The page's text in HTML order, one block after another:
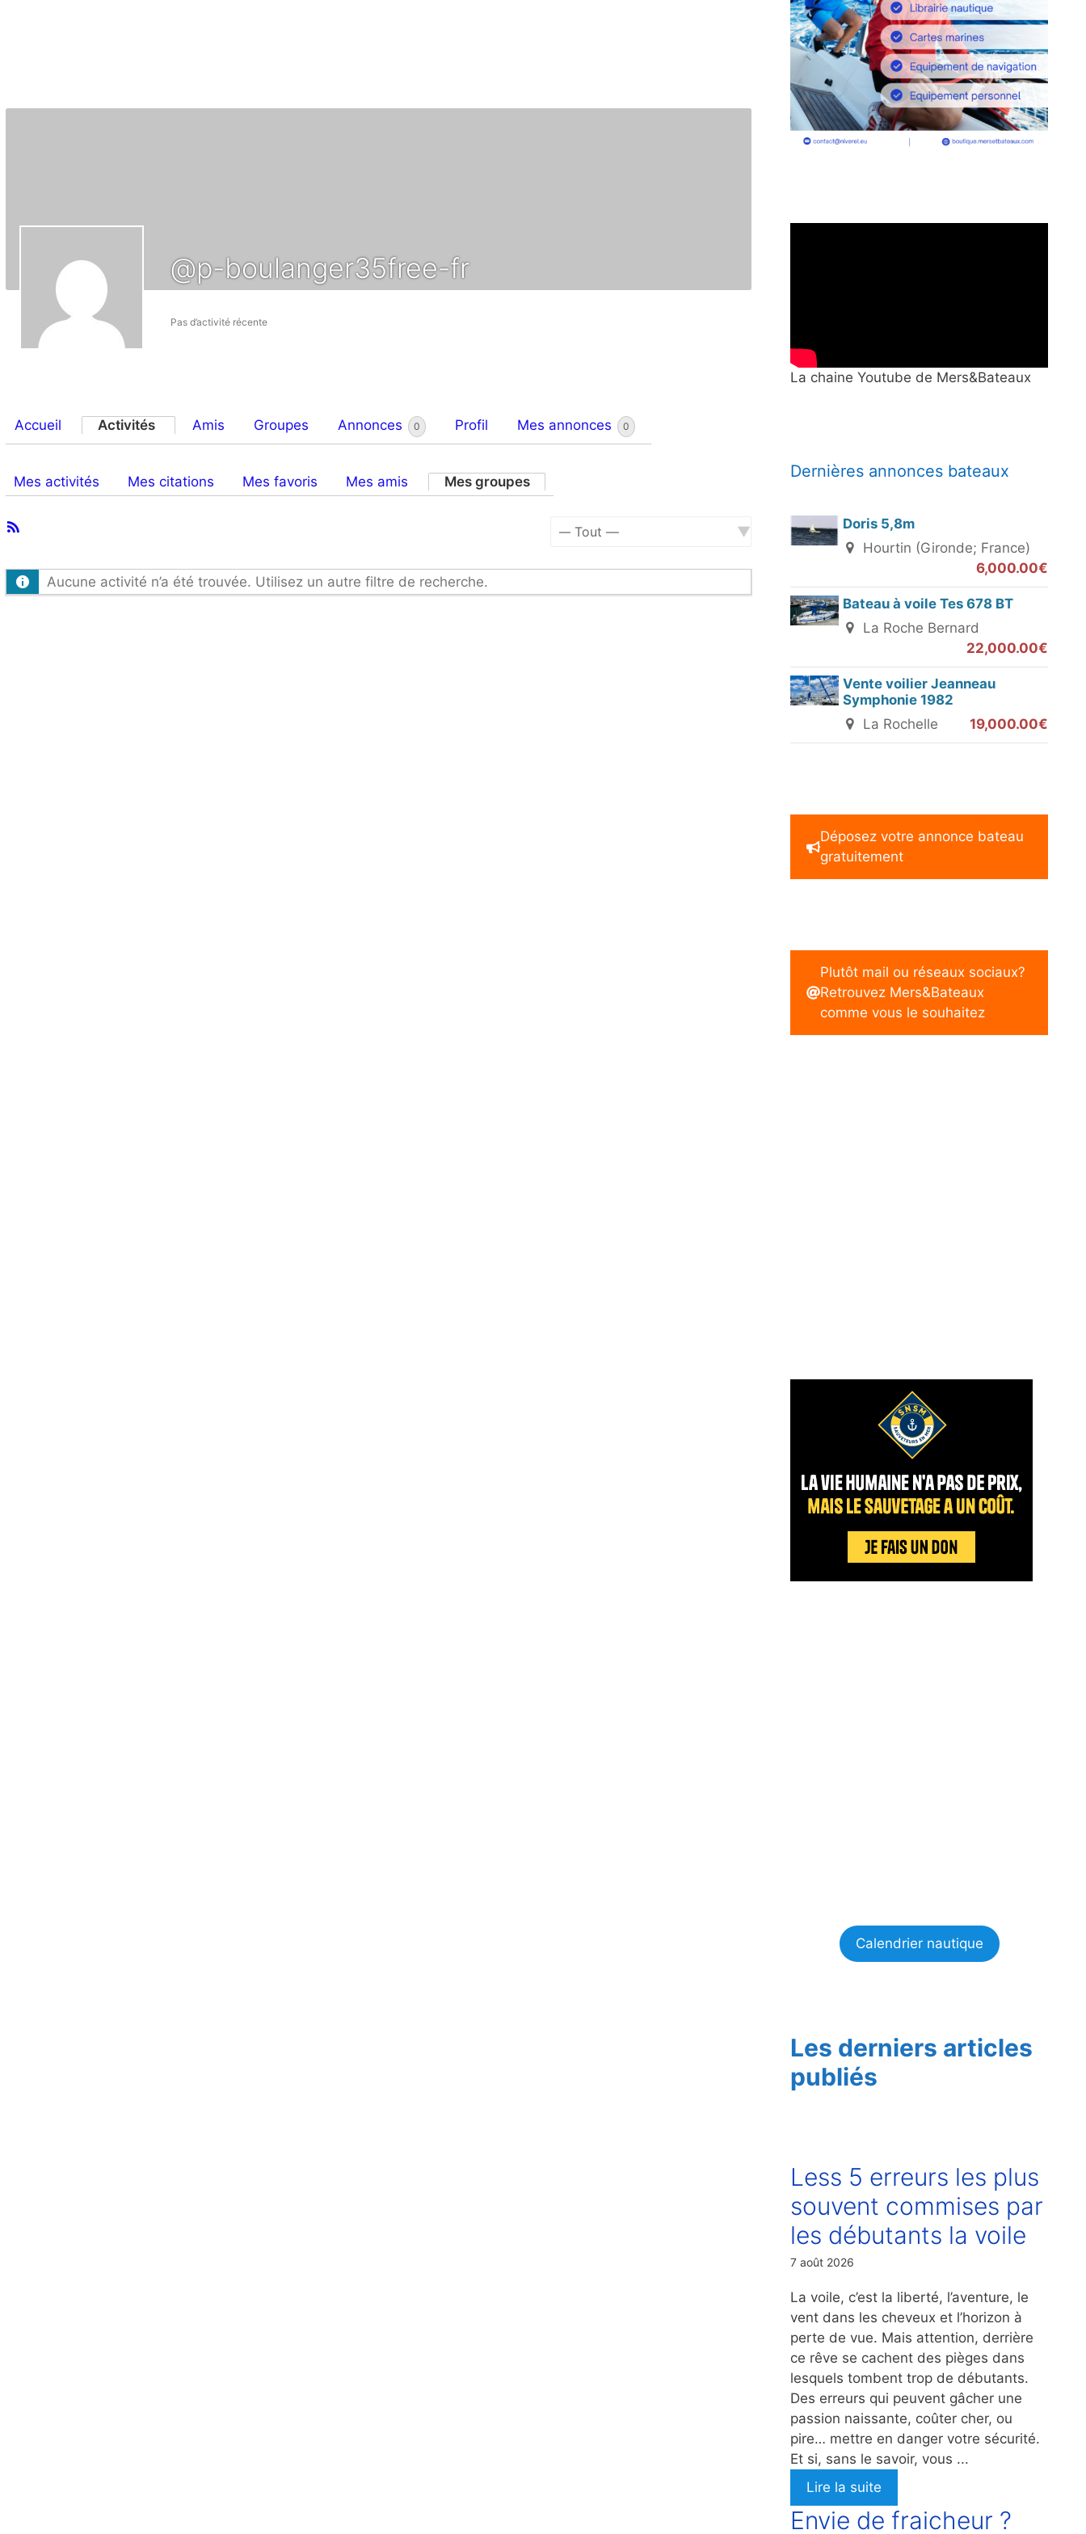
@p-boulanger35free-fr
Pas d’activité récente
Accueil Activités Amis Groupes Annonces 0 Profil Mes annonces 0
Mes activités Mes citations Mes favoris Mes amis Mes groupes
du
par
Aucune activité n’a été trouvée. Utilisez un autre filtre de recherche.
La chaine Youtube de Mers&Bateaux
Dernières annonces bateaux
Doris 5,8m
Hourtin (Gironde; France)
6,000.00€
Bateau à voile Tes 678 BT
La Roche Bernard
22,000.00€
Vente voilier Jeanneau
Symphonie 1982
La Rochelle
19,000.00€
Déposez votre annonce bateau
gratuitement
Plutôt mail ou réseaux sociaux?
Retrouvez Mers&Bateaux
comme vous le souhaitez
Calendrier nautique
Les derniers articles
publiés
Less 5 erreurs les plus
souvent commises par
les débutants la voile
7 août 2026
La voile, c’est la liberté, l’aventure, le
vent dans les cheveux et l’horizon à
perte de vue. Mais attention, derrière
ce rêve se cachent des pièges dans
lesquels tombent trop de débutants.
Des erreurs qui peuvent gâcher une
passion naissante, coûter cher, ou
pire… mettre en danger votre sécurité.
Et si, sans le savoir, vous ...
Lire la suite
Envie de fraicheur ?